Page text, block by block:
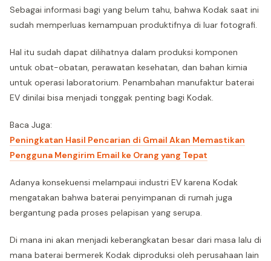
Sebagai informasi bagi yang belum tahu, bahwa Kodak saat ini
sudah memperluas kemampuan produktifnya di luar fotografi.
Hal itu sudah dapat dilihatnya dalam produksi komponen
untuk obat-obatan, perawatan kesehatan, dan bahan kimia
untuk operasi laboratorium. Penambahan manufaktur baterai
EV dinilai bisa menjadi tonggak penting bagi Kodak.
Baca Juga:
Peningkatan Hasil Pencarian di Gmail Akan Memastikan
Pengguna Mengirim Email ke Orang yang Tepat
Adanya konsekuensi melampaui industri EV karena Kodak
mengatakan bahwa baterai penyimpanan di rumah juga
bergantung pada proses pelapisan yang serupa.
Di mana ini akan menjadi keberangkatan besar dari masa lalu di
mana baterai bermerek Kodak diproduksi oleh perusahaan lain